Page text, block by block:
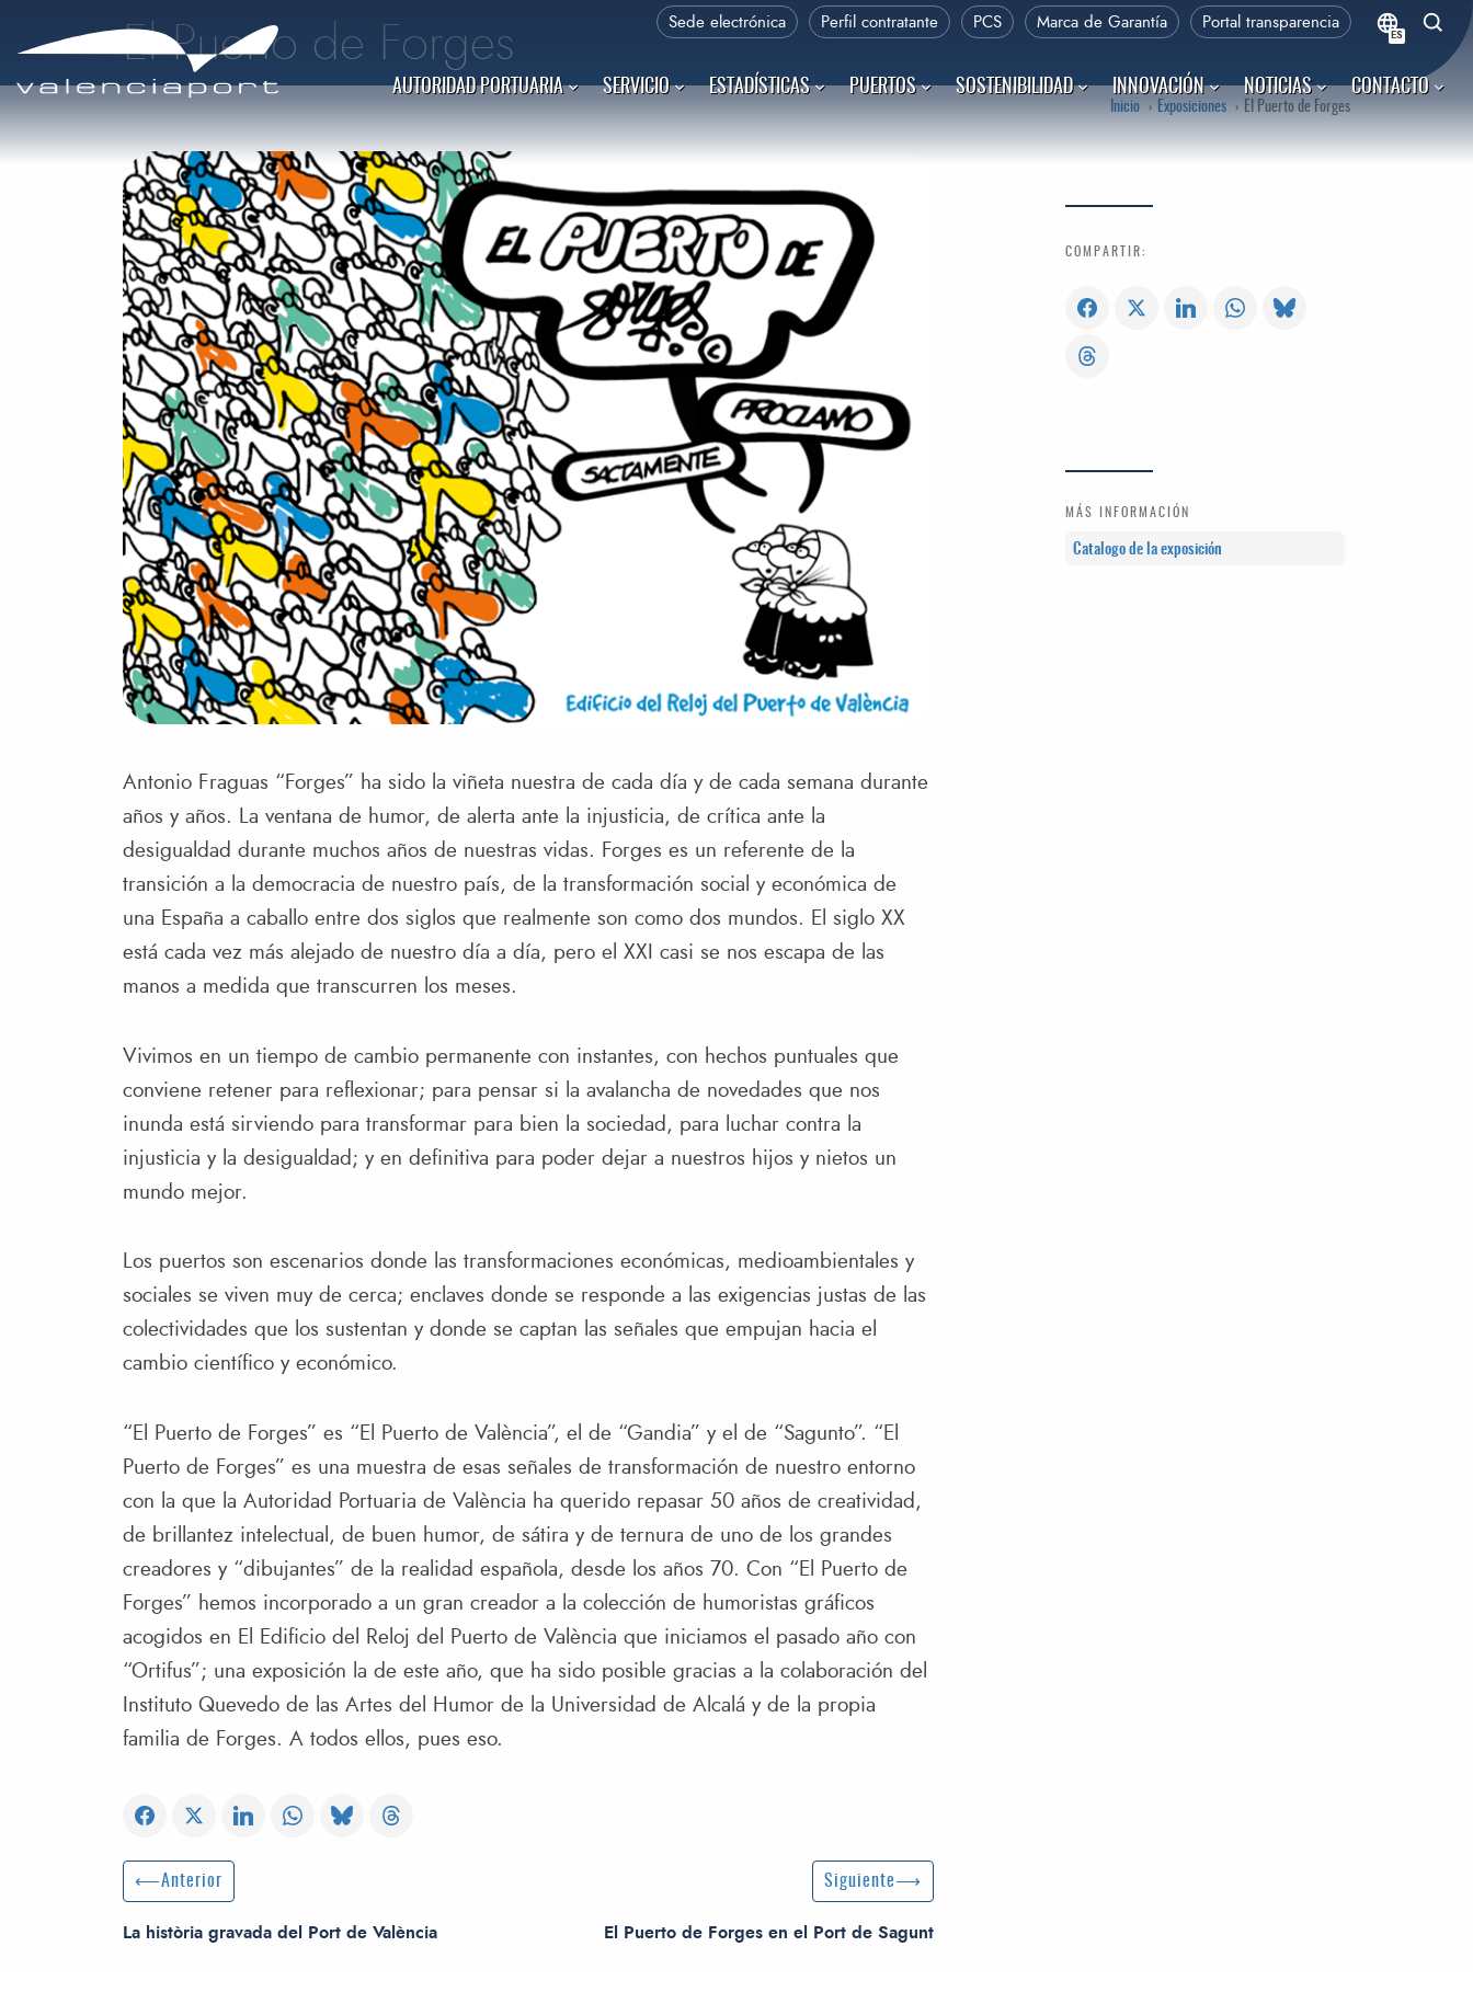
Sede electrónica Perfil contratante PCS Marca de Garantía Portal transparencia
ES
AUTORIDAD PORTUARIA SERVICIO ESTADÍSTICAS PUERTOS SOSTENIBILIDAD INNOVACIÓN NOTICIAS CONTACTO
El Puerto de Forges
Inicio Exposiciones El Puerto de Forges
Antonio Fraguas “Forges” ha sido la viñeta nuestra de cada día y de cada semana durante
años y años. La ventana de humor, de alerta ante la injusticia, de crítica ante la
desigualdad durante muchos años de nuestras vidas. Forges es un referente de la
transición a la democracia de nuestro país, de la transformación social y económica de
una España a caballo entre dos siglos que realmente son como dos mundos. El siglo XX
está cada vez más alejado de nuestro día a día, pero el XXI casi se nos escapa de las
manos a medida que transcurren los meses.
Vivimos en un tiempo de cambio permanente con instantes, con hechos puntuales que
conviene retener para reflexionar; para pensar si la avalancha de novedades que nos
inunda está sirviendo para transformar para bien la sociedad, para luchar contra la
injusticia y la desigualdad; y en definitiva para poder dejar a nuestros hijos y nietos un
mundo mejor.
Los puertos son escenarios donde las transformaciones económicas, medioambientales y
sociales se viven muy de cerca; enclaves donde se responde a las exigencias justas de las
colectividades que los sustentan y donde se captan las señales que empujan hacia el
cambio científico y económico.
“El Puerto de Forges” es “El Puerto de València”, el de “Gandia” y el de “Sagunto”. “El
Puerto de Forges” es una muestra de esas señales de transformación de nuestro entorno
con la que la Autoridad Portuaria de València ha querido repasar 50 años de creatividad,
de brillantez intelectual, de buen humor, de sátira y de ternura de uno de los grandes
creadores y “dibujantes” de la realidad española, desde los años 70. Con “El Puerto de
Forges” hemos incorporado a un gran creador a la colección de humoristas gráficos
acogidos en El Edificio del Reloj del Puerto de València que iniciamos el pasado año con
“Ortifus”; una exposición la de este año, que ha sido posible gracias a la colaboración del
Instituto Quevedo de las Artes del Humor de la Universidad de Alcalá y de la propia
familia de Forges. A todos ellos, pues eso.
Navegación de entradas
Entrada anterior:
Anterior
La història gravada del Port de València
Siguiente entrada
Siguiente
El Puerto de Forges en el Port de Sagunt
COMPARTIR:
MÁS INFORMACIÓN
Catalogo de la exposición